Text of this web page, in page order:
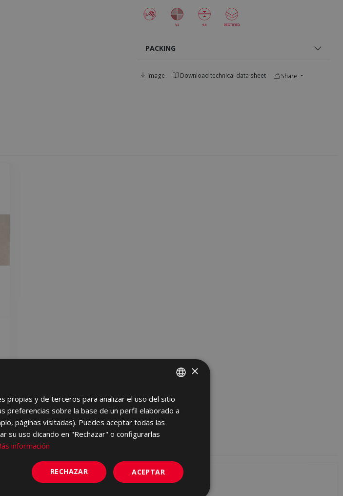
PACKING
Image Download technical data sheet Share
SPANISH
ENGLISH
PORTUGUESE
×
propias y de terceros para analizar el uso del sitio
preferencias sobre la base de un perfil elaborado a
páginas visitadas). Puedes aceptar todas las
su uso clicando en "Rechazar" o configurarlas
información
ACEPTAR
RECHAZAR